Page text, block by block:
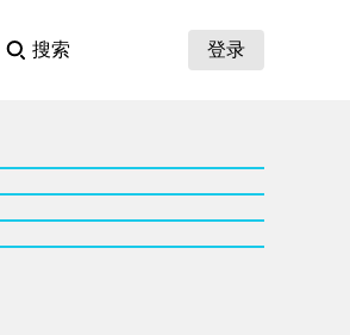
搜索 登录